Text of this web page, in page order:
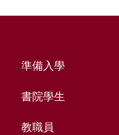
準備入學
書院學生
教職員